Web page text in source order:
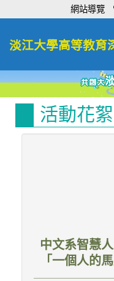
網站導覽
淡江大學高等教育
活動花絮
中文系智慧
「一個人的